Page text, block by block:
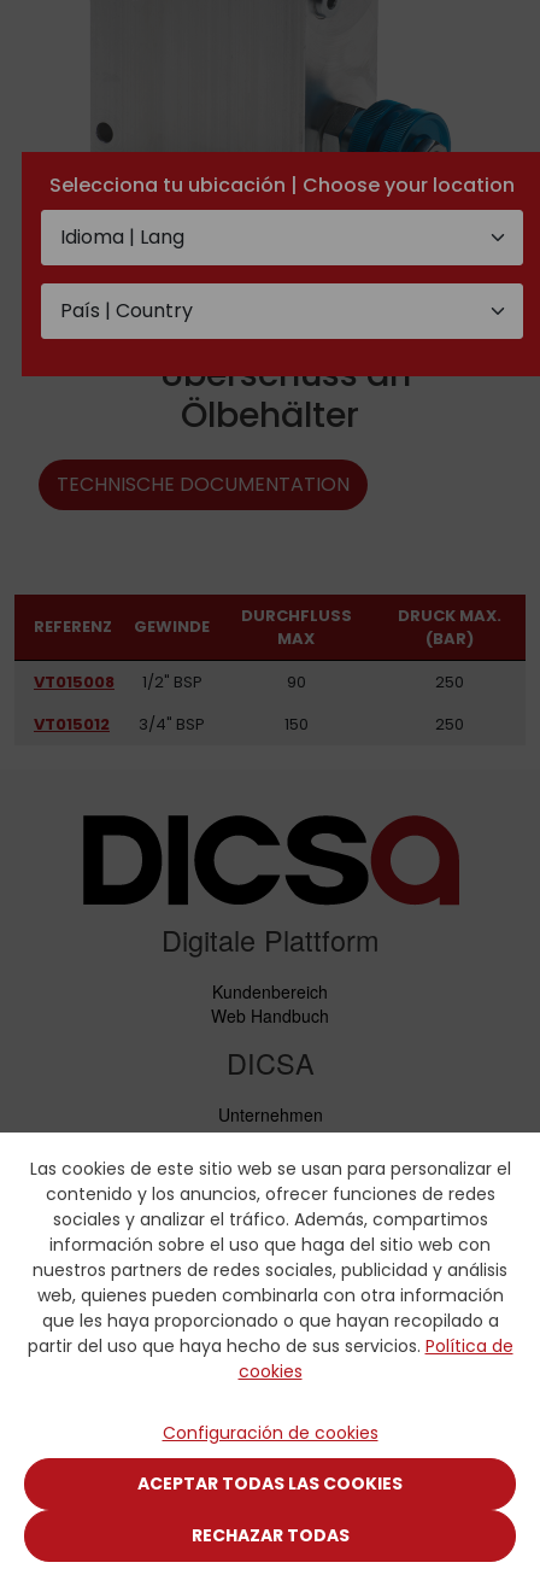
Selecciona tu ubicación | Choose your location
Las cookies de este sitio web se usan para personalizar el
contenido y los anuncios, ofrecer funciones de redes
sociales y analizar el tráfico. Además, compartimos
información sobre el uso que haga del sitio web con
nuestros partners de redes sociales, publicidad y análisis
web, quienes pueden combinarla con otra información
que les haya proporcionado o que hayan recopilado a
partir del uso que haya hecho de sus servicios. Política de
cookies
Configuración de cookies
ACEPTAR TODAS LAS COOKIES
RECHAZAR TODAS
Kompensierte
Flussmengen-Regelventile
– Überschuss an
Ölbehälter
TECHNISCHE DOCUMENTATION
REFERENZ GEWINDE
DURCHFLUSS
MAX
DRUCK MAX.
(BAR)
VT015008
1/2" BSP 90
250
VT015012
3/4" BSP 150 250
Digitale Plattform
Kundenbereich
Web Handbuch
DICSA
Unternehmen
Neuigkeiten
Service
Verhaltenskodex
Soziale Verantwortung
Downloads
Preislisten und Produktbroschüren
Zertifikate
Pressmaaßtabellen
Hydraulik-Formulare
Kontakt
Kontakt
© COPYRIGHT 2025 DISTRIBUIDORA INTERNACIONAL CARMEN,